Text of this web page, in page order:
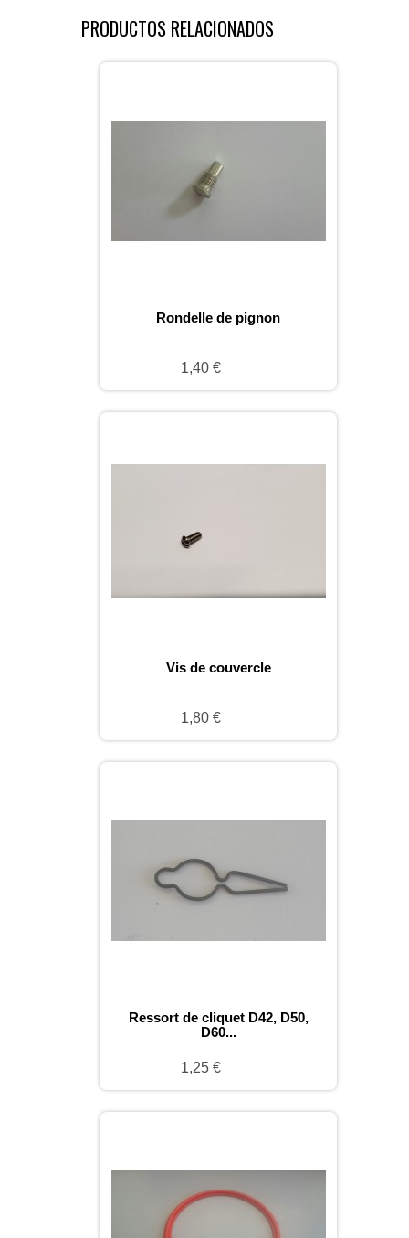
PRODUCTOS RELACIONADOS
Rondelle de pignon
1,40 €
Vis de couvercle
1,80 €
Ressort de cliquet D42, D50,
D60...
1,25 €